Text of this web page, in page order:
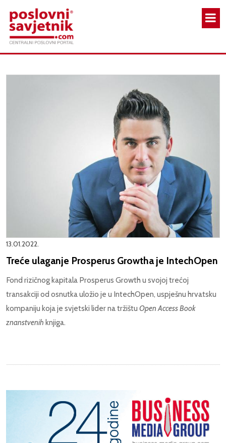
13.01.2022.
Treće ulaganje Prosperus Growtha je IntechOpen
Fond rizičnog kapitala Prosperus Growth u svojoj trećoj
transakciji od osnutka uložio je u IntechOpen, uspješnu hrvatsku
kompaniju koja je svjetski lider na tržištu Open Access Book
znanstvenih knjiga.